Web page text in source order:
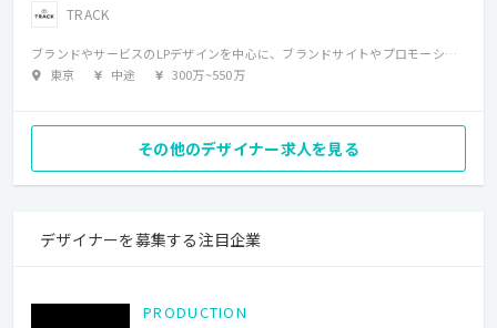
TRACK
ブランドやサービスのLPデザインを中心に、ブランドサイトやプロモーションサイト、Web広告用バナー、SNS用クリエイティブなどのWebデザイン業務を担当していただきます。 案件によっては、簡単なワイヤー作成や構成検討など、企画段階から関わることもあります。 制作は、プロデューサーやディレクター、エンジニアとチームを組み、相談しながら進行します。 クライアントの要望や課題を踏まえ、デザインとしてどう表現するかを考え、Web上での見え方や体験を意識しながら制作を行うポジションです。
東京
中途 300万~550万
その他のデザイナー求人を見る
デザイナーを募集する注目企業
PRODUCTION